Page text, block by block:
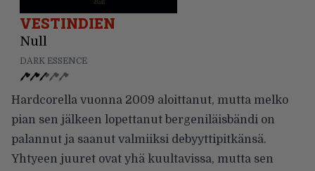
VESTINDIEN
Null
DARK ESSENCE
Hardcorella vuonna 2009 aloittanut, mutta melko
pian sen jälkeen lopettanut bergeniläisbändi on
palannut ja saanut valmiiksi debyyttipitkänsä.
Yhtyeen juuret ovat yhä kuultavissa, mutta sen